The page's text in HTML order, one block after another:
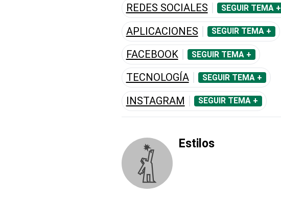
REDES SOCIALES SEGUIR TEMA +
APLICACIONES SEGUIR TEMA +
FACEBOOK SEGUIR TEMA +
TECNOLOGÍA SEGUIR TEMA +
INSTAGRAM SEGUIR TEMA +
Estilos